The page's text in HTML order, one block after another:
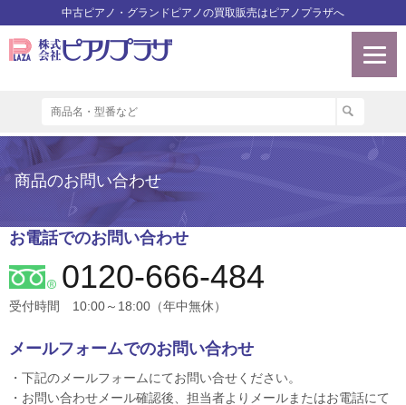
中古ピアノ・グランドピアノの買取販売はピアノプラザへ
商品のお問い合わせ
お電話でのお問い合わせ
0120-666-484
受付時間 10:00～18:00（年中無休）
メールフォームでのお問い合わせ
・下記のメールフォームにてお問い合せください。
・お問い合わせメール確認後、担当者よりメールまたはお電話にて